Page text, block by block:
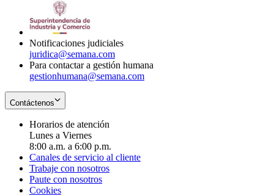
Notificaciones judiciales
juridica@semana.com
Para contactar a gestión humana
gestionhumana@semana.com
Contáctenos
Horarios de atención
Lunes a Viernes
8:00 a.m. a 6:00 p.m.
Canales de servicio al cliente
Trabaje con nosotros
Paute con nosotros
Cookies